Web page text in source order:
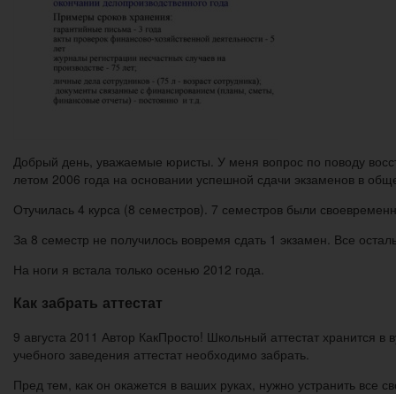
Добрый день, уважаемые юристы. У меня вопрос по поводу
летом 2006 года на основании успешной сдачи экзаменов в
Отучилась 4 курса (8 семестров). 7 семестров были
За 8 семестр не получилось вовремя сдать 1 экзамен. Все
На ноги я встала только осенью 2012 года.
Как забрать аттестат
9 августа 2011 Автор КакПросто! Школьный аттестат хранится
учебного заведения аттестат необходимо забрать.
Пред тем, как он окажется в ваших руках, нужно устранить все